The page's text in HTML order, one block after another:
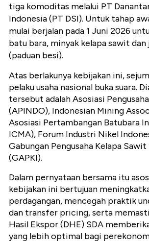
tiga komoditas melalui PT
Indonesia (PT DSI). Untuk tahap
mulai berjalan pada 1 Juni 2026
batu bara, minyak kelapa sawit
(paduan besi).
Atas berlakunya kebijakan ini,
pelaku usaha nasional buka suara.
tersebut adalahAsosiasi
(APINDO), Indonesian Mining
Asosiasi Pertambangan Batubara
ICMA), Forum Industri Nikel
Gabungan Pengusaha Kelapa
(GAPKI).
Dalam pernyataan bersama itu
kebijakan ini bertujuan
perdagangan, mencegah praktik
dan transfer pricing, serta
Hasil Ekspor (DHE) SDA
yang lebih optimal bagi